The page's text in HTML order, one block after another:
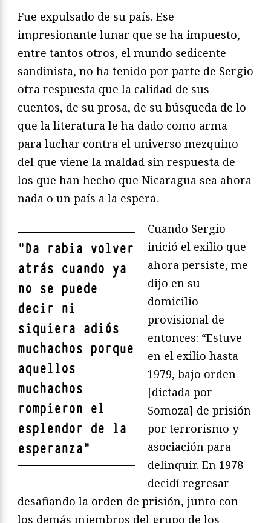
Fue expulsado de su país. Ese
impresionante lunar que se ha impuesto,
entre tantos otros, el mundo sedicente
sandinista, no ha tenido por parte de Sergio
otra respuesta que la calidad de sus
cuentos, de su prosa, de su búsqueda de lo
que la literatura le ha dado como arma
para luchar contra el universo mezquino
del que viene la maldad sin respuesta de
los que han hecho que Nicaragua sea ahora
nada o un país a la espera.
"Da rabia volver
atrás cuando ya
no se puede
decir ni
siquiera adiós
muchachos porque
aquellos
muchachos
rompieron el
esplendor de la
esperanza"
Cuando Sergio
inició el exilio que
ahora persiste, me
dijo en su
domicilio
provisional de
entonces: “Estuve
en el exilio hasta
1979, bajo orden
[dictada por
Somoza] de prisión
por terrorismo y
asociación para
delinquir. En 1978
decidí regresar
desafiando la orden de prisión, junto con
los demás miembros del grupo de los